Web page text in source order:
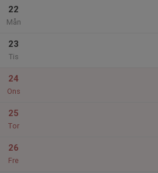
22
Mån
23
Tis
24
Ons
25
Tor
26
Fre